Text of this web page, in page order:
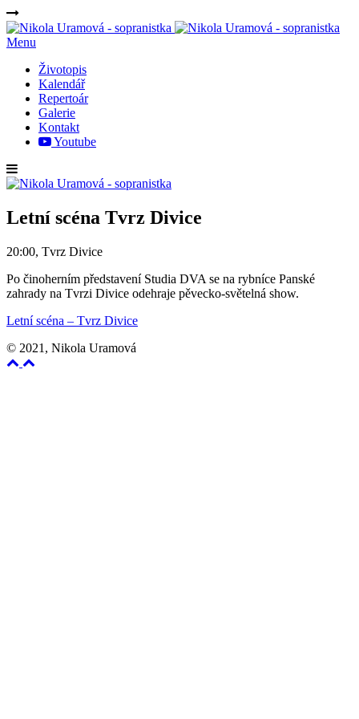
Menu
Životopis
Kalendář
Repertoár
Galerie
Kontakt
Youtube
Letní scéna Tvrz Divice
20:00, Tvrz Divice
Po činoherním představení Studia DVA se na rybníce Panské
zahrady na Tvrzi Divice odehraje pěvecko-světelná show.
Letní scéna – Tvrz Divice
© 2021, Nikola Uramová